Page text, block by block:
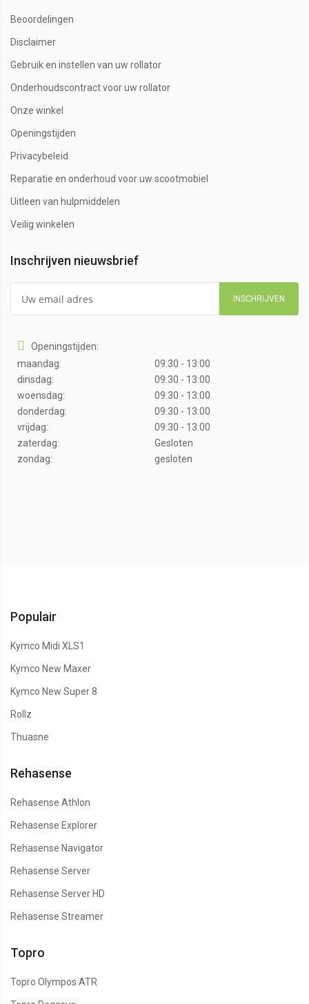
Beoordelingen
Disclaimer
Gebruik en instellen van uw rollator
Onderhoudscontract voor uw rollator
Onze winkel
Openingstijden
Privacybeleid
Reparatie en onderhoud voor uw scootmobiel
Uitleen van hulpmiddelen
Veilig winkelen
Inschrijven nieuwsbrief
INSCHRIJVEN
Openingstijden:
maandag:
09:30 - 13:00
dinsdag:
09:30 - 13:00
woensdag:
09:30 - 13:00
donderdag:
09:30 - 13:00
vrijdag:
09:30 - 13:00
zaterdag:
Gesloten
zondag:
gesloten
Populair
Kymco Midi XLS1
Kymco New Maxer
Kymco New Super 8
Rollz
Thuasne
Rehasense
Rehasense Athlon
Rehasense Explorer
Rehasense Navigator
Rehasense Server
Rehasense Server HD
Rehasense Streamer
Topro
Topro Olympos ATR